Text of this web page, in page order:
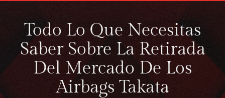
Todo Lo Que Necesitas
Saber Sobre La Retirada
Del Mercado De Los
Airbags Takata